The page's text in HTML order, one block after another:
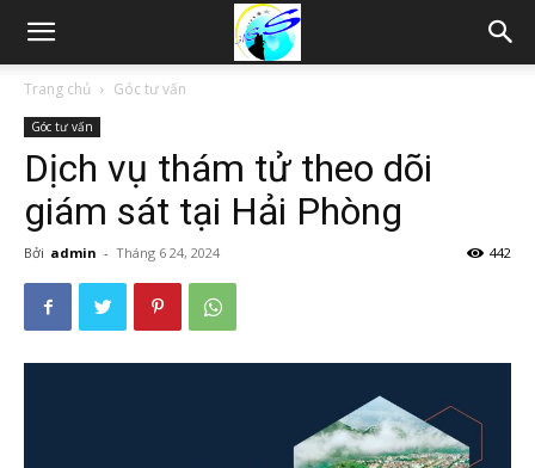
Thám
Phòng,
Trang chủ Góc tư vấn
Góc tư vấn
Dịch vụ thám tử theo dõi
giám sát tại Hải Phòng
Bởi admin - Tháng 6 24, 2024 442